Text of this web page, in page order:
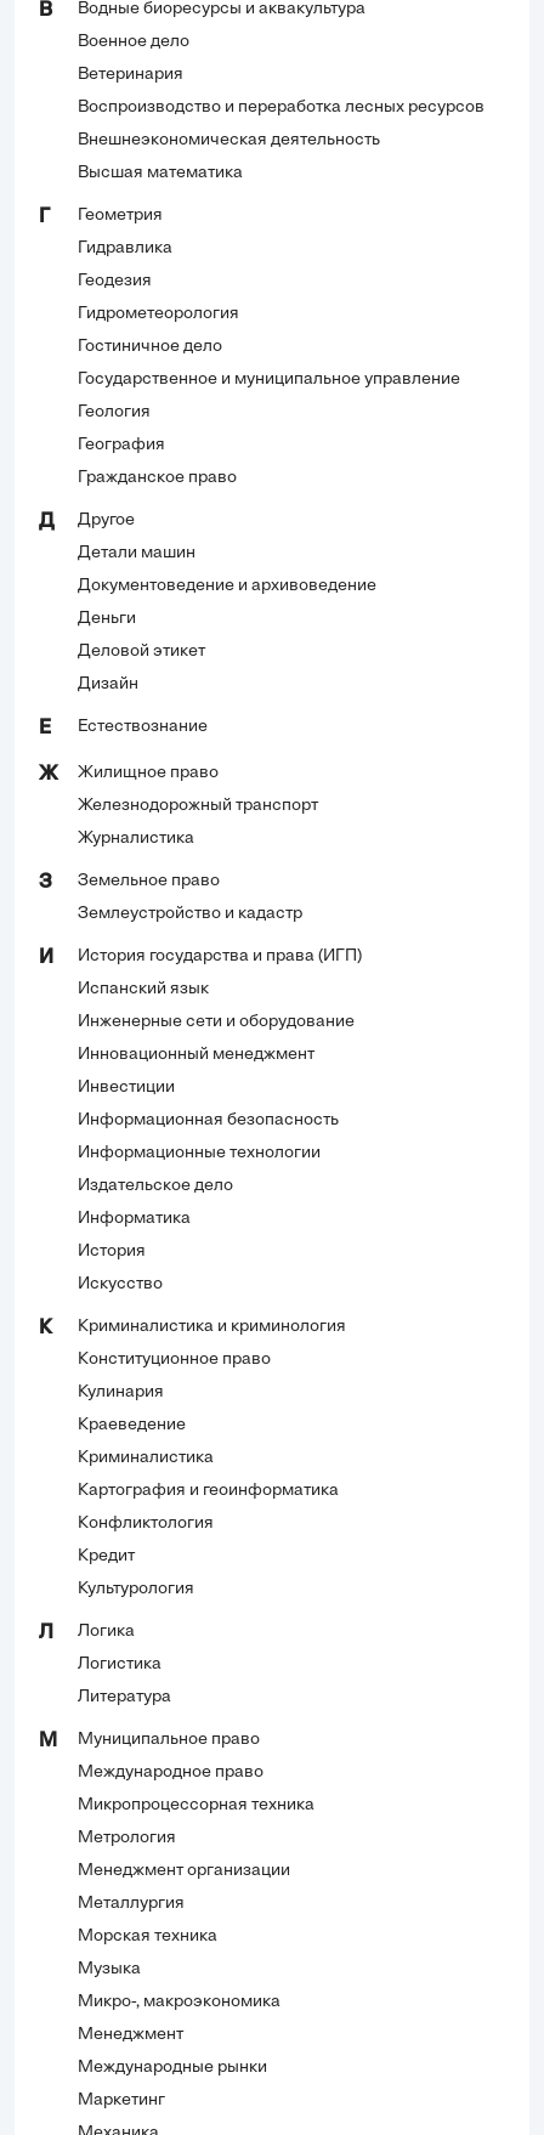
В
Водные биоресурсы и аквакультура
Военное дело
Ветеринария
Воспроизводство и переработка лесных ресурсов
Внешнеэкономическая деятельность
Высшая математика
Геометрия
Гидравлика
Геодезия
Гидрометеорология
Гостиничное дело
Государственное и муниципальное управление
Геология
География
Гражданское право
Д
Другое
Детали машин
Документоведение и архивоведение
Деньги
Деловой этикет
Дизайн
Е Естествознание
Ж
Жилищное право
Железнодорожный транспорт
Журналистика
З
Земельное право
Землеустройство и кадастр
И
История государства и права (ИГП)
Испанский язык
Инженерные сети и оборудование
Инновационный менеджмент
Инвестиции
Информационная безопасность
Информационные технологии
Издательское дело
Информатика
История
Искусство
К
Криминалистика и криминология
Конституционное право
Кулинария
Краеведение
Криминалистика
Картография и геоинформатика
Конфликтология
Кредит
Культурология
Л
Логика
Логистика
Литература
М
Муниципальное право
Международное право
Микропроцессорная техника
Метрология
Менеджмент организации
Металлургия
Морская техника
Музыка
Микро-, макроэкономика
Менеджмент
Международные рынки
Маркетинг